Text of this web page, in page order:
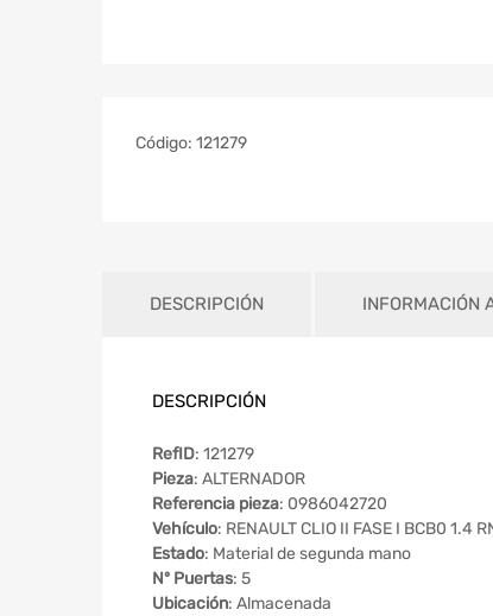
Código: 121279
DESCRIPCIÓN INFORMACIÓN
DESCRIPCIÓN
RefID: 121279
Pieza: ALTERNADOR
Referencia pieza: 0986042720
Vehículo: RENAULT CLIO II FASE I BCB0 1.4
Estado: Material de segunda mano
Nº Puertas: 5
Ubicación: Almacenada